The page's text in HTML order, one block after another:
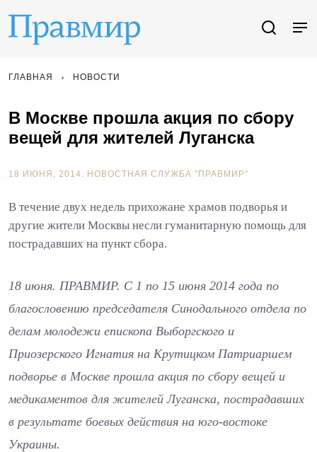
ГЛАВНАЯ НОВОСТИ
В Москве прошла акция по сбору
вещей для жителей Луганска
18 ИЮНЯ, 2014. НОВОСТНАЯ СЛУЖБА "ПРАВМИР"
В течение двух недель прихожане храмов подворья и
другие жители Москвы несли гуманитарную помощь для
пострадавших на пункт сбора.
18 июня. ПРАВМИР. С 1 по 15 июня 2014 года по
благословению председателя Синодального отдела по
делам молодежи епископа Выборгского и
Приозерского Игнатия на Крутицком Патриаршем
подворье в Москве прошла акция по сбору вещей и
медикаментов для жителей Луганска, пострадавших
в результате боевых действия на юго-востоке
Украины.